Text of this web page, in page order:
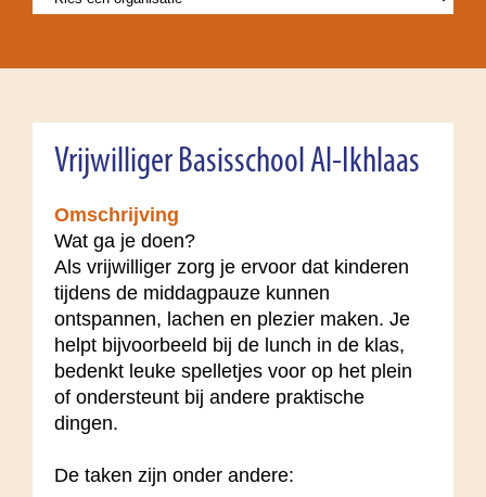
Vrijwilliger Basisschool Al-Ikhlaas
Omschrijving
Wat ga je doen?
Als vrijwilliger zorg je ervoor dat kinderen
tijdens de middagpauze kunnen
ontspannen, lachen en plezier maken. Je
helpt bijvoorbeeld bij de lunch in de klas,
bedenkt leuke spelletjes voor op het plein
of ondersteunt bij andere praktische
dingen.
De taken zijn onder andere: